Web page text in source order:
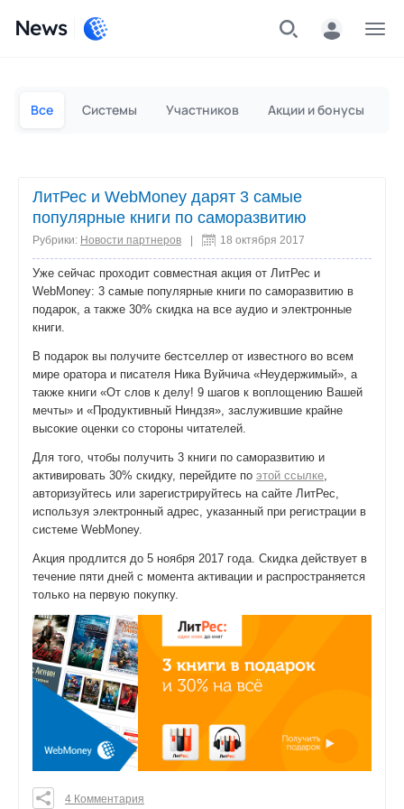
News
Все Системы Участников Акции и бонусы
ЛитРес и WebMoney дарят 3 самые
популярные книги по саморазвитию
Рубрики: Новости партнеров 18 октября 2017
Уже сейчас проходит совместная акция от ЛитРес и
WebMoney: 3 самые популярные книги по саморазвитию в
подарок, а также 30% скидка на все аудио и электронные
книги.
В подарок вы получите бестселлер от известного во всем
мире оратора и писателя Ника Вуйчича «Неудержимый», а
также книги «От слов к делу! 9 шагов к воплощению Вашей
мечты» и «Продуктивный Ниндзя», заслужившие крайне
высокие оценки со стороны читателей.
Для того, чтобы получить 3 книги по саморазвитию и
активировать 30% скидку, перейдите по этой ссылке,
авторизуйтесь или зарегистрируйтесь на сайте ЛитРес,
используя электронный адрес, указанный при регистрации в
системе WebMoney.
Акция продлится до 5 ноября 2017 года. Скидка действует в
течение пяти дней с момента активации и распространяется
только на первую покупку.
0
4 Комментария